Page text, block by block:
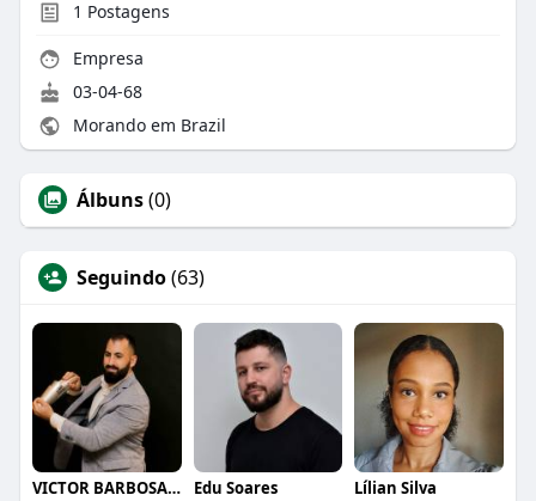
1 Postagens
Empresa
03-04-68
Morando em Brazil
Álbuns(0)
Seguindo(63)
VICTOR BARBOSA QUARANTA Edu Soares Lílian Silva